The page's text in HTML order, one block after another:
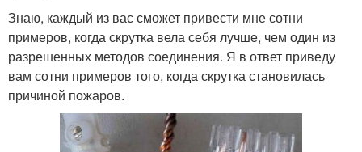
Знаю, каждый из вас сможет привести мне сотни
примеров, когда скрутка вела себя лучше, чем один из
разрешенных методов соединения. Я в ответ приведу
вам сотни примеров того, когда скрутка становилась
причиной пожаров.